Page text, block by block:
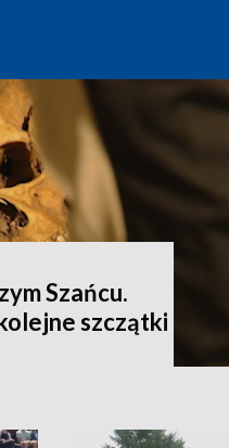
Szańcu.
szczątki